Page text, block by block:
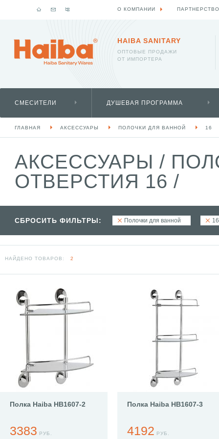
HAIBA SANITARY
ОПТОВЫЕ ПРОДАЖИ
ОТ ИМПОРТЕРА
СМЕСИТЕЛИ ДУШЕВАЯ ПРОГРАММА
ГЛАВНАЯ АКСЕССУАРЫ ПОЛОЧКИ ДЛЯ ВАННОЙ 16
АКСЕССУАРЫ /
ОТВЕРСТИЯ 16 /
СБРОСИТЬ ФИЛЬТРЫ: Полочки для ванной 16
НАЙДЕНО ТОВАРОВ: 2
Полка Haiba HB1607-2
3383 РУБ.
Полка Haiba HB1607-3
4192 РУБ.
О КОМПАНИИ ПАРТНЕРСТВО